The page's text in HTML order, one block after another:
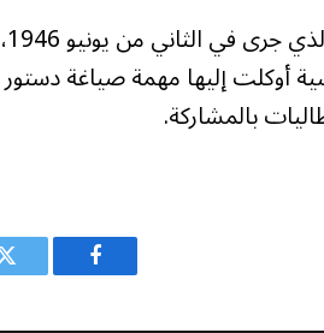
أوكلت إليها مهمة صياغة دستور
بالمشاركة.
فيسبوك